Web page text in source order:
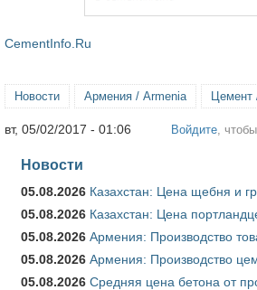
CementInfo.Ru
Новости Армения / Armenia Цемент
вт, 05/02/2017 - 01:06 Войдите ,
Новости
05.08.2026 Казахстан: Цена щебня и
05.08.2026 Казахстан: Цена
05.08.2026 Армения: Производство
05.08.2026 Армения: Производство
05.08.2026 Средняя цена бетона от